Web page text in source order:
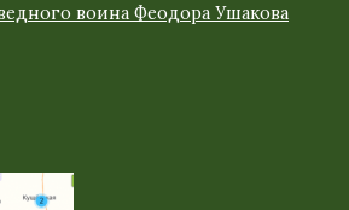
воина Феодора Ушакова